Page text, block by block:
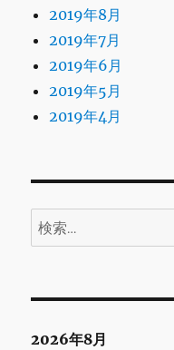
2019年8月
2019年7月
2019年6月
2019年5月
2019年4月
検
索:
2026年8月